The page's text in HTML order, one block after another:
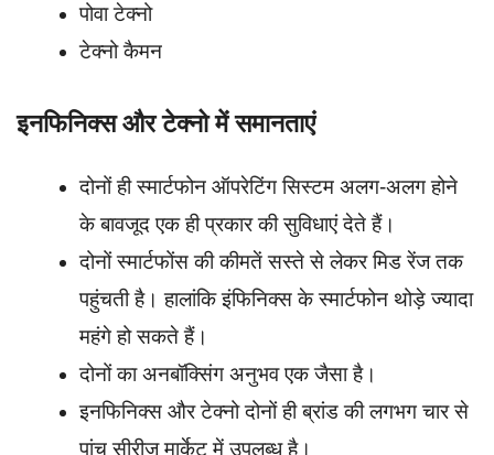
पोवा टेक्नो
टेक्नो कैमन
इनफिनिक्स और टेक्नो में समानताएं
दोनों ही स्मार्टफोन ऑपरेटिंग सिस्टम अलग-अलग होने
के बावजूद एक ही प्रकार की सुविधाएं देते हैं।
दोनों स्मार्टफोंस की कीमतें सस्ते से लेकर मिड रेंज तक
पहुंचती है। हालांकि इंफिनिक्स के स्मार्टफोन थोड़े ज्यादा
महंगे हो सकते हैं।
दोनों का अनबॉक्सिंग अनुभव एक जैसा है।
इनफिनिक्स और टेक्नो दोनों ही ब्रांड की लगभग चार से
पांच सीरीज मार्केट में उपलब्ध है।